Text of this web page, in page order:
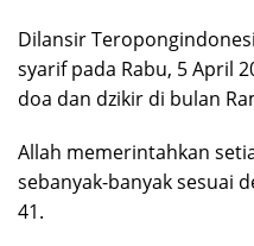
Dilansir
syarif pada Rabu, 5 April
doa dan dzikir di bulan
Allah memerintahkan
sebanyak-banyak sesuai
41.